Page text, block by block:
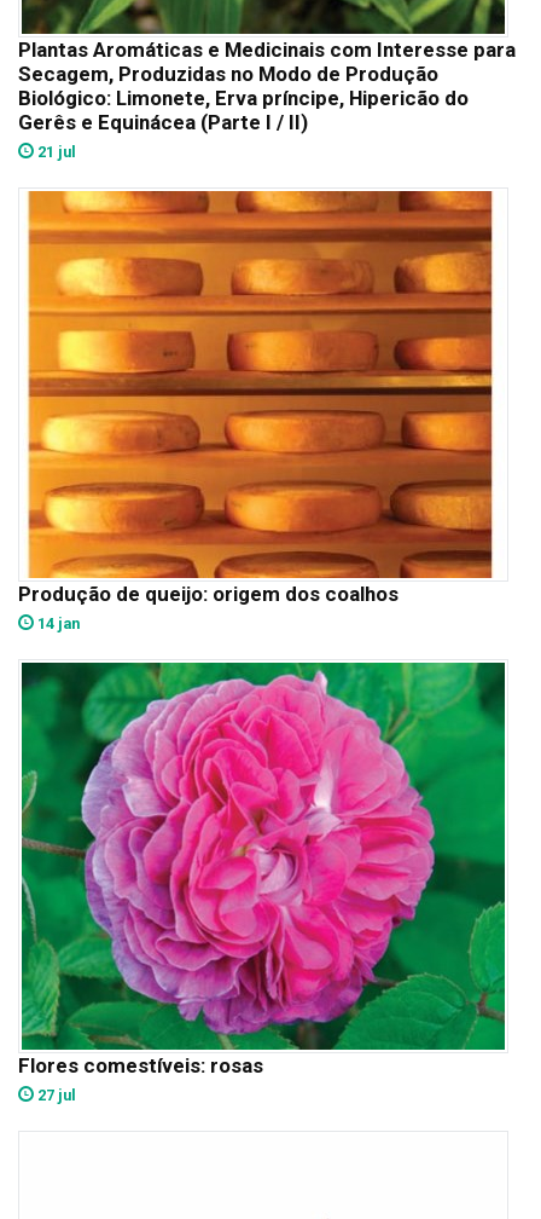
Plantas Aromáticas e Medicinais com Interesse para
Secagem, Produzidas no Modo de Produção
Biológico: Limonete, Erva príncipe, Hipericão do
Gerês e Equinácea (Parte I / II)
21 jul
Produção de queijo: origem dos coalhos
14 jan
Flores comestíveis: rosas
27 jul